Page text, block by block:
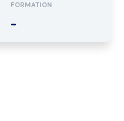
FORMATION
-